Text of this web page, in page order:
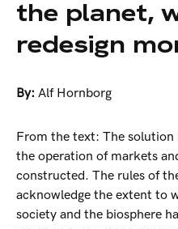
the planet,
redesign
By: Alf Hornborg
From the text: The solution
the operation of markets
constructed. The rules of
acknowledge the extent to
society and the biosphere